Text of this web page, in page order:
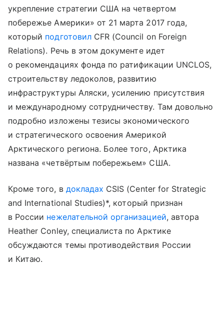
укрепление стратегии США на четвертом
побережье Америки» от 21 марта 2017 года,
который подготовилCFR (Council on Foreign
Relations). Речь в этом документе идет
о рекомендациях фонда по ратификации UNCLOS,
строительству ледоколов, развитию
инфраструктуры Аляски, усилению присутствия
и международному сотрудничеству. Там довольно
подробно изложены тезисы экономического
и стратегического освоения Америкой
Арктического региона. Более того, Арктика
названа «четвёртым побережьем» США.
Кроме того, в докладах CSIS (Center for Strategic
and International Studies)*, который признан
в России нежелательной организацией, автора
Heather Conley, специалиста по Арктике
обсуждаются темы противодействия России
и Китаю.